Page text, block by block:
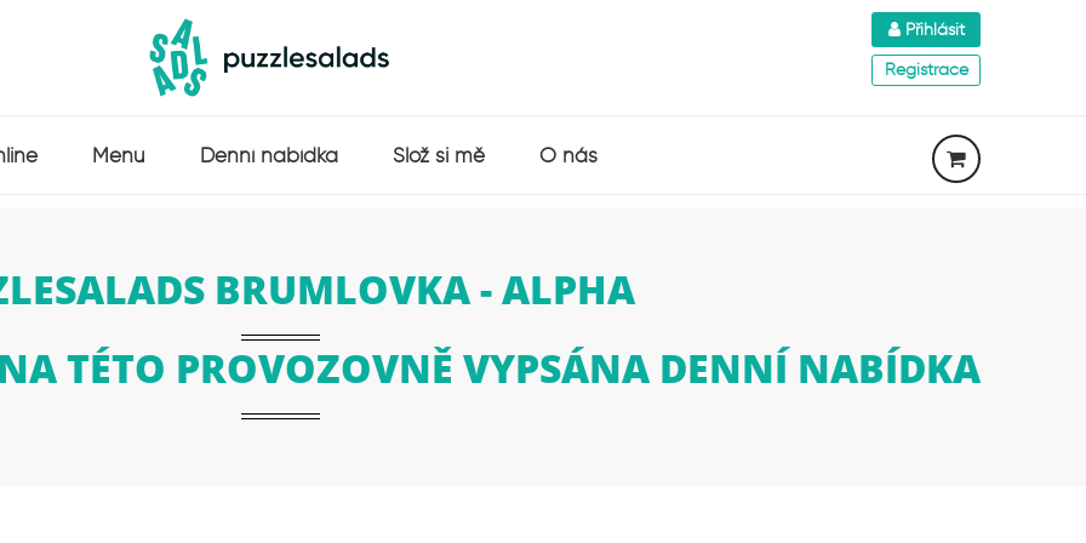
Přihlásit
Registrace
Menu Denní nabídka Slož si mě O nás
BRUMLOVKA - ALPHA
TÉTO PROVOZOVNĚ VYPSÁNA DENNÍ NABÍDKA